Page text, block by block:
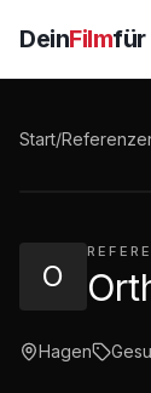
DeinFilmfür
Start/
O
Hagen